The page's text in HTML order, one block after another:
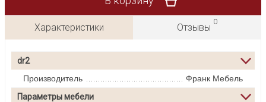
Характеристики Отзывы
0
dr2
Производитель
Франк Мебель
Параметры мебели